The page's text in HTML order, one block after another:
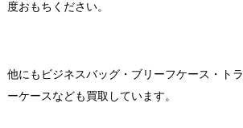
度おもちください。
他にもビジネスバッグ・ブリーフケース・ト
ーケースなども買取しています。